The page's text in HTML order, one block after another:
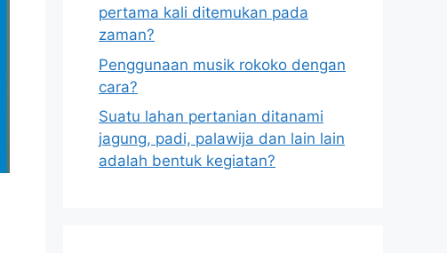
pertama kali ditemukan pada
zaman?
Penggunaan musik rokoko dengan
cara?
Suatu lahan pertanian ditanami
jagung, padi, palawija dan lain lain
adalah bentuk kegiatan?